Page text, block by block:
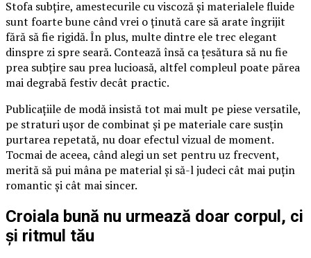
Stofa subțire, amestecurile cu viscoză și materialele fluide
sunt foarte bune când vrei o ținută care să arate îngrijit
fără să fie rigidă. În plus, multe dintre ele trec elegant
dinspre zi spre seară. Contează însă ca țesătura să nu fie
prea subțire sau prea lucioasă, altfel compleul poate părea
mai degrabă festiv decât practic.
Publicațiile de modă insistă tot mai mult pe piese versatile,
pe straturi ușor de combinat și pe materiale care susțin
purtarea repetată, nu doar efectul vizual de moment.
Tocmai de aceea, când alegi un set pentru uz frecvent,
merită să pui mâna pe material și să-l judeci cât mai puțin
romantic și cât mai sincer.
Croiala bună nu urmează doar corpul, ci
și ritmul tău